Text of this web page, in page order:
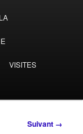
VISITES
Navigation
Suivant →